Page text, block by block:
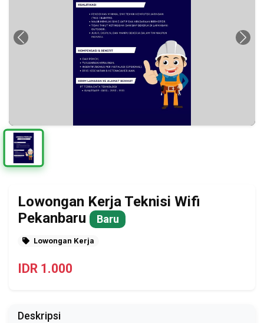
Previous Next
Lowongan Kerja Teknisi Wifi
Pekanbaru
Baru
Lowongan Kerja
IDR 1.000
Deskripsi